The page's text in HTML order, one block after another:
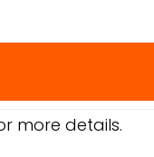
more details.